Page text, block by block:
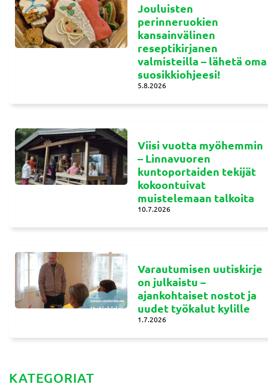
Jouluisten
perinneruokien
kansainvälinen
reseptikirjanen
valmisteilla – lähetä oma
suosikkiohjeesi!
5.8.2026
Viisi vuotta myöhemmin
– Linnavuoren
kuntoportaiden tekijät
kokoontuivat
muistelemaan talkoita
10.7.2026
Varautumisen uutiskirje
on julkaistu –
ajankohtaiset nostot ja
uudet työkalut kylille
1.7.2026
KATEGORIAT